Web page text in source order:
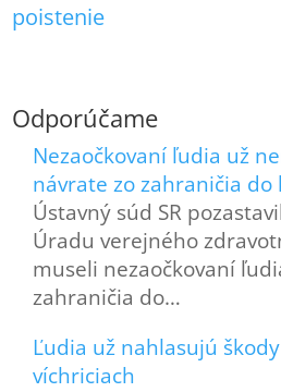
poistenie
Odporúčame
Nezaočkovaní ľudia už
návrate zo zahraničia
Ústavný súd SR
Úradu verejného
museli nezaočkovaní
zahraničia do…
Ľudia už nahlasujú
víchriciach